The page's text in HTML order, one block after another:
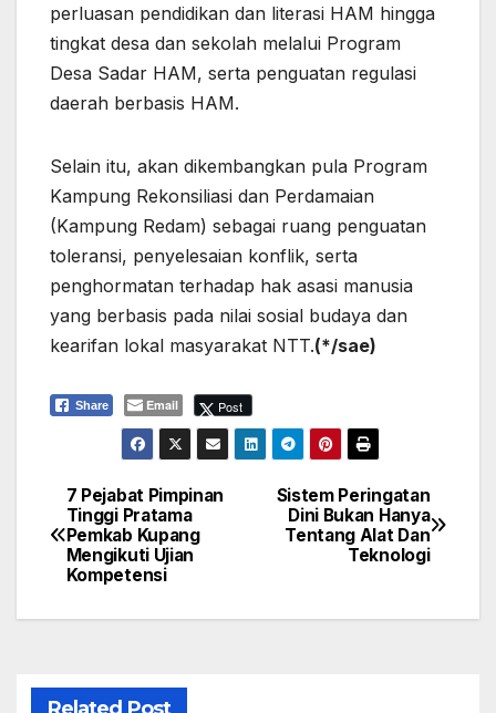
perluasan pendidikan dan literasi HAM hingga
tingkat desa dan sekolah melalui Program
Desa Sadar HAM, serta penguatan regulasi
daerah berbasis HAM.
Selain itu, akan dikembangkan pula Program
Kampung Rekonsiliasi dan Perdamaian
(Kampung Redam) sebagai ruang penguatan
toleransi, penyelesaian konflik, serta
penghormatan terhadap hak asasi manusia
yang berbasis pada nilai sosial budaya dan
kearifan lokal masyarakat NTT.(*/sae)
Share Email Post
Navigasi
pos
Sistem Peringatan
Dini Bukan Hanya
Tentang Alat Dan
Teknologi
7 Pejabat Pimpinan
Tinggi Pratama
Pemkab Kupang
Mengikuti Ujian
Kompetensi